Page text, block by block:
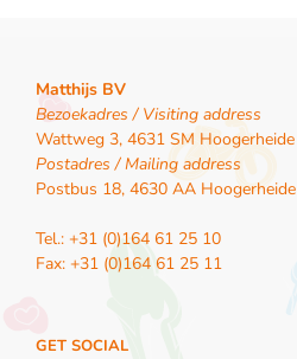
Matthijs BV
Bezoekadres / Visiting address
Wattweg 3, 4631 SM Hoogerheide
Postadres / Mailing address
Postbus 18, 4630 AA Hoogerheide
Tel.: +31 (0)164 61 25 10
Fax: +31 (0)164 61 25 11
GET SOCIAL